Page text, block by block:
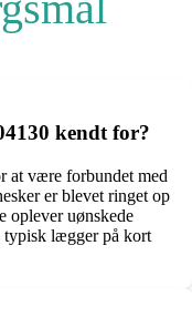
kendt for?
at være forbundet med
er blevet ringet op
oplever uønskede
typisk lægger på kort